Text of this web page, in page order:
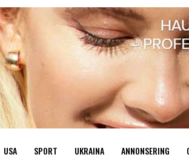
USA SPORT UKRAINA ANNONSERING